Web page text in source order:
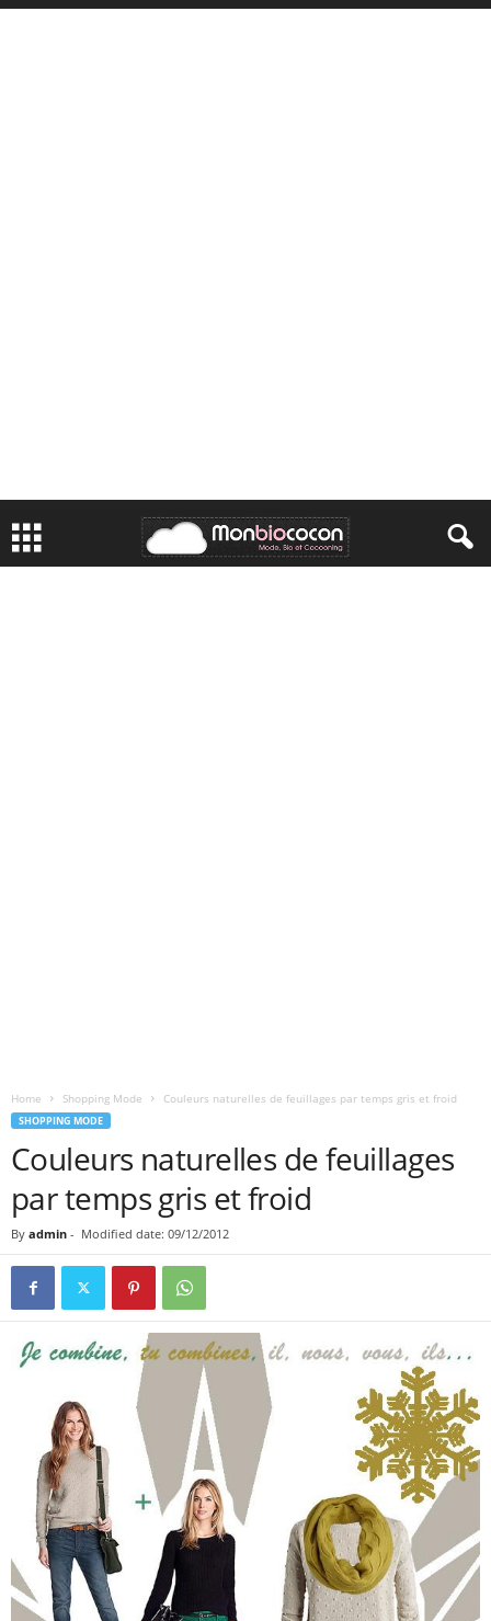
Home Shopping Mode Couleurs naturelles de feuillages par temps gris et froid
SHOPPING MODE
Couleurs naturelles de feuillages
par temps gris et froid
By admin - Modified date: 09/12/2012